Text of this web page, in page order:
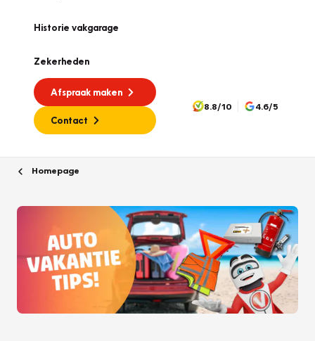
Historie vakgarage
Zekerheden
Afspraak maken
Contact
8.8/10 4.6/5
Homepage